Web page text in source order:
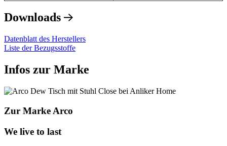
Downloads
Datenblatt des Herstellers
Liste der Bezugsstoffe
Infos zur Marke
Zur Marke Arco
We live to last